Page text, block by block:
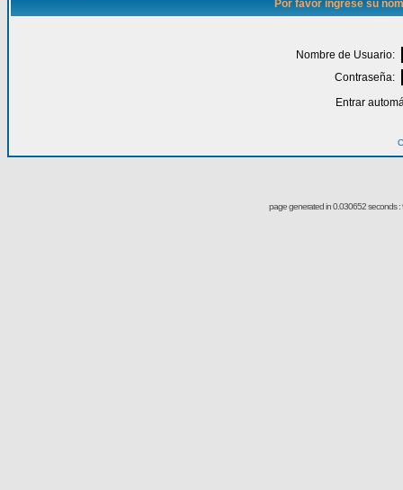
Por favor ingrese su
Nombre de Usuario:
Contraseña:
Entrar
page generated in 0.030652 seconds :